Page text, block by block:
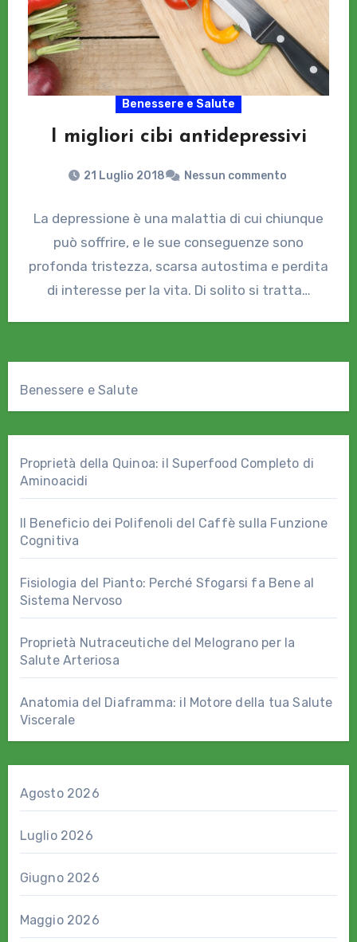
Benessere e Salute
I migliori cibi antidepressivi
21 Luglio 2018 Nessun commento
La depressione è una malattia di cui chiunque
può soffrire, e le sue conseguenze sono
profonda tristezza, scarsa autostima e perdita
di interesse per la vita. Di solito si tratta…
Benessere e Salute
Proprietà della Quinoa: il Superfood Completo di
Aminoacidi
Il Beneficio dei Polifenoli del Caffè sulla Funzione
Cognitiva
Fisiologia del Pianto: Perché Sfogarsi fa Bene al
Sistema Nervoso
Proprietà Nutraceutiche del Melograno per la
Salute Arteriosa
Anatomia del Diaframma: il Motore della tua Salute
Viscerale
Agosto 2026
Luglio 2026
Giugno 2026
Maggio 2026